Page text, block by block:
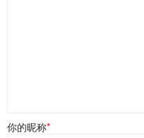
你的昵称*